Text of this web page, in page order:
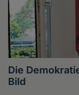
Die
Bild